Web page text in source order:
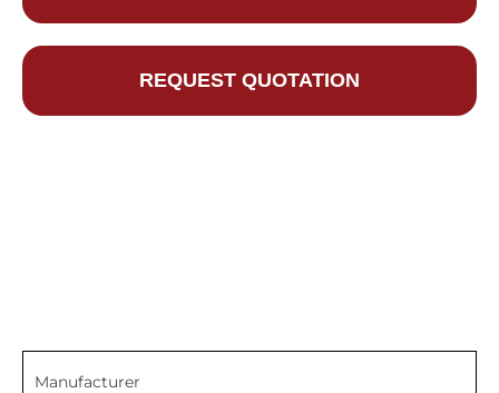
REQUEST QUOTATION
Manufacturer